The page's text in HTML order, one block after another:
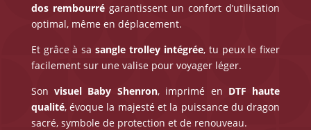
dos rembourrégarantissent un confort d’utilisation
optimal, même en déplacement.
Et grâce à sasangle trolley intégrée, tu peux le fixer
facilement sur une valise pour voyager léger.
Sonvisuel Baby Shenron, imprimé en DTF haute
qualité, évoque la majesté et la puissance du dragon
sacré, symbole de protection et de renouveau.